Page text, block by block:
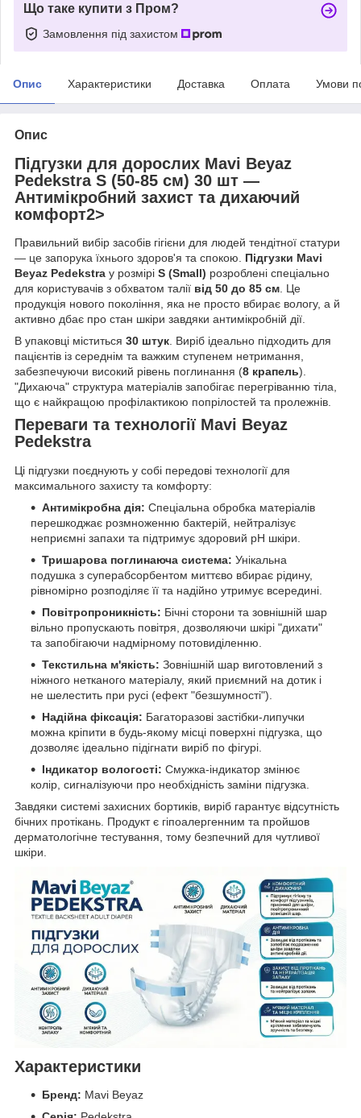
Що таке купити з Пром?
Замовлення під захистом
Опис Характеристики Доставка Оплата Умови
Опис
Підгузки для дорослих Mavi Beyaz
Pedekstra S (50-85 см) 30 шт —
Антимікробний захист та дихаючий
комфорт2>
Правильний вибір засобів гігієни для людей тендітної статури
— це запорука їхнього здоров'я та спокою. Підгузки Mavi
Beyaz Pedekstra у розмірі S (Small) розроблені спеціально
для користувачів з обхватом талії від 50 до 85 см. Це
продукція нового покоління, яка не просто вбирає вологу, а й
активно дбає про стан шкіри завдяки антимікробній дії.
В упаковці міститься 30 штук. Виріб ідеально підходить для
пацієнтів із середнім та важким ступенем нетримання,
забезпечуючи високий рівень поглинання (8 крапель).
"Дихаюча" структура матеріалів запобігає перегріванню тіла,
що є найкращою профілактикою попрілостей та пролежнів.
Переваги та технології Mavi Beyaz
Pedekstra
Ці підгузки поєднують у собі передові технології для
максимального захисту та комфорту:
Антимікробна дія: Спеціальна обробка матеріалів
перешкоджає розмноженню бактерій, нейтралізує
неприємні запахи та підтримує здоровий pH шкіри.
Тришарова поглинаюча система: Унікальна
подушка з суперабсорбентом миттєво вбирає рідину,
рівномірно розподіляє її та надійно утримує всередині.
Повітропроникність: Бічні сторони та зовнішній шар
вільно пропускають повітря, дозволяючи шкірі "дихати"
та запобігаючи надмірному потовиділенню.
Текстильна м'якість: Зовнішній шар виготовлений з
ніжного нетканого матеріалу, який приємний на дотик і
не шелестить при русі (ефект "безшумності").
Надійна фіксація: Багаторазові застібки-липучки
можна кріпити в будь-якому місці поверхні підгузка, що
дозволяє ідеально підігнати виріб по фігурі.
Індикатор вологості: Смужка-індикатор змінює
колір, сигналізуючи про необхідність заміни підгузка.
Завдяки системі захисних бортиків, виріб гарантує відсутність
бічних протікань. Продукт є гіпоалергенним та пройшов
дерматологічне тестування, тому безпечний для чутливої
шкіри.
Характеристики
Бренд: Mavi Beyaz